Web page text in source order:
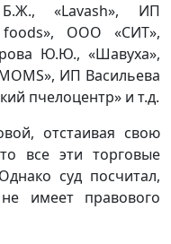
«Lavash», ИП
foods», ООО «СИТ»,
Ю.Ю., «Шавуха»,
ИП Васильева
пчелоцентр» и т.д.
отстаивая свою
все эти торговые
суд посчитал,
имеет правового